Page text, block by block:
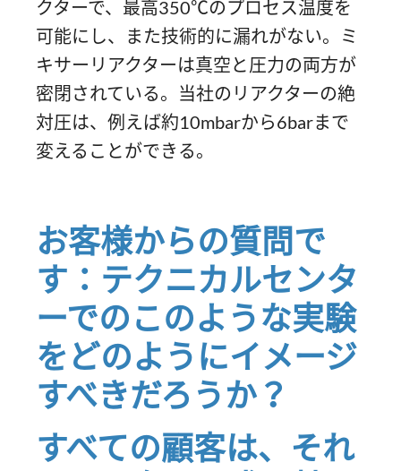
クターで、最高350℃のプロセス温度を
可能にし、また技術的に漏れがない。ミ
キサーリアクターは真空と圧力の両方が
密閉されている。当社のリアクターの絶
対圧は、例えば約10mbarから6barまで
変えることができる。
お客様からの質問で
す：テクニカルセンタ
ーでのこのような実験
をどのようにイメージ
すべきだろうか？
すべての顧客は、それ